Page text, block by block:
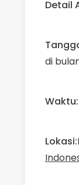
Detail
di
Waktu:
Lokasi: